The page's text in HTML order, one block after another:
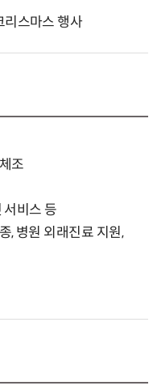
리스마스 행사
조
서비스 등
, 병원 외래진료 지원,